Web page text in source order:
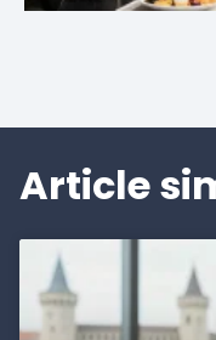
Article